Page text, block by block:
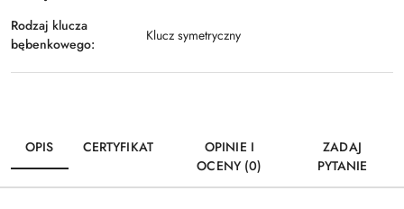
Rodzaj klucza
bębenkowego:
Klucz symetryczny
OPIS CERTYFIKAT
OPINIE I
OCENY (0)
ZADAJ
PYTANIE